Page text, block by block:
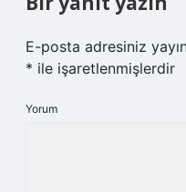
E-posta adresiniz
* ile işaretlenmişlerdir
Yorum